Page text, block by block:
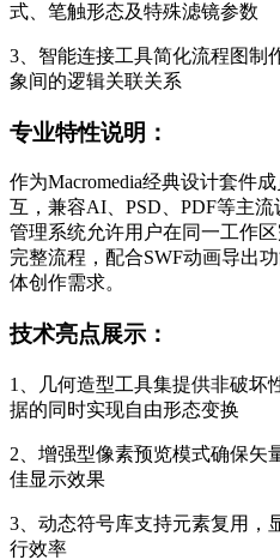
式、笔触形态及特殊滤镜参数
3、智能连接工具简化流程图制
象间的逻辑关联关系
专业特性说明：
作为Macromedia经典设计套件
互，兼容AI、PSD、PDF等主
管理系统允许用户在同一工作
完整流程，配合SWF动画导出
体创作需求。
技术亮点展示：
1、几何造型工具集提供非破坏
据的同时实现自由形态变换
2、增强型像素预览模式确保矢
佳显示效果
3、动态符号库支持元素复用，
行效率